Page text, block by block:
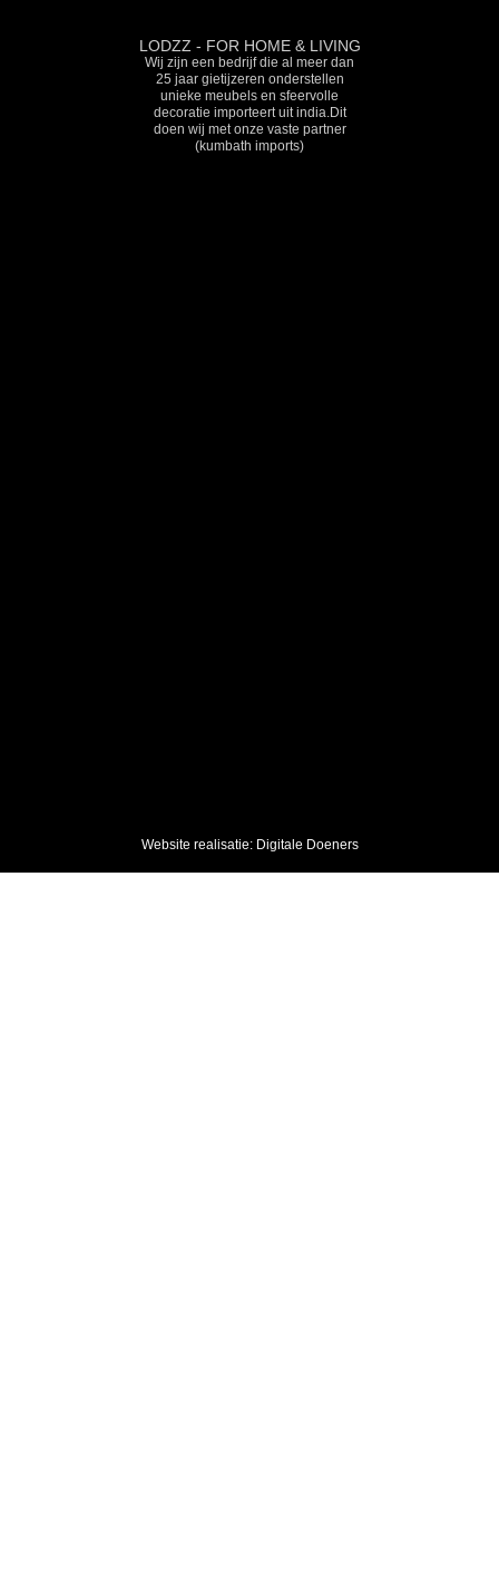
LODZZ - FOR HOME & LIVING
Wij zijn een bedrijf die al meer dan
25 jaar gietijzeren onderstellen
unieke meubels en sfeervolle
decoratie importeert uit india.Dit
doen wij met onze vaste partner
(kumbath imports)
Website realisatie: Digitale Doeners